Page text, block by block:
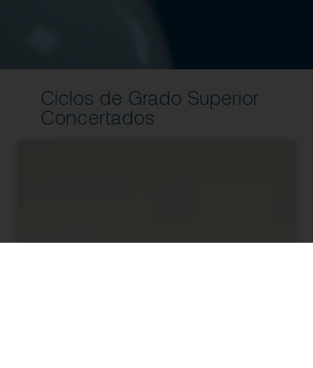
Ciclos de Grado Superior
Concertados